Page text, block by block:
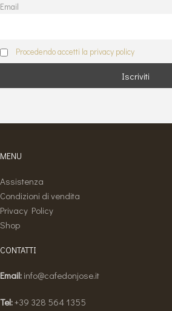
Email
Procedendo accetti la privacy policy
MENU
Assistenza
Condizioni di vendita
Privacy Policy
Shop
CONTATTI
Email: info@cafedonjose.it
Tel:+39 328 564 1355